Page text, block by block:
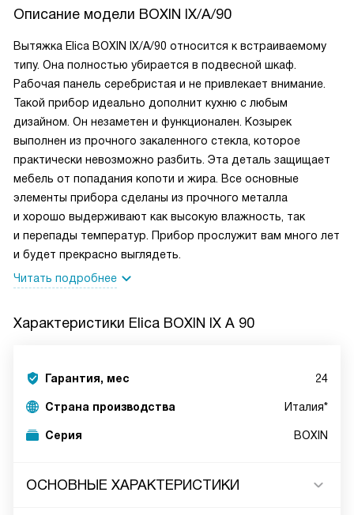
Описание модели BOXIN IX/A/90
Вытяжка Elica BOXIN IX/A/90 относится к встраиваемому
типу. Она полностью убирается в подвесной шкаф.
Рабочая панель серебристая и не привлекает внимание.
Такой прибор идеально дополнит кухню с любым
дизайном. Он незаметен и функционален. Козырек
выполнен из прочного закаленного стекла, которое
практически невозможно разбить. Эта деталь защищает
мебель от попадания копоти и жира. Все основные
элементы прибора сделаны из прочного металла
и хорошо выдерживают как высокую влажность, так
и перепады температур. Прибор прослужит вам много лет
и будет прекрасно выглядеть.
Читать подробнее
Характеристики Elica BOXIN IX A 90
Гарантия, мес 24
Страна производства Италия*
Серия BOXIN
ОСНОВНЫЕ ХАРАКТЕРИСТИКИ